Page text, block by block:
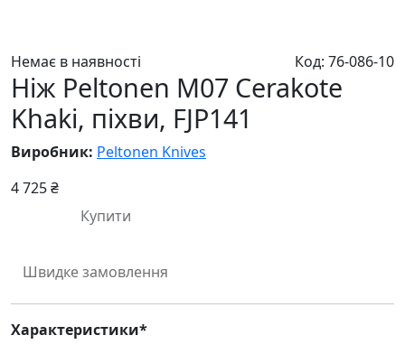
Немає в наявності Код: 76-086-10
Ніж Peltonen M07 Cerakote
Khaki, піхви, FJP141
Виробник: Peltonen Knives
4 725 ₴
Купити
Швидке замовлення
Характеристики*